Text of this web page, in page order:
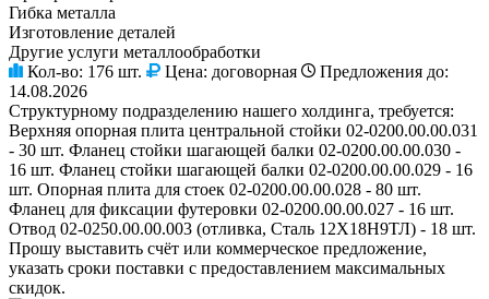
Гибка металла
Изготовление деталей
Другие услуги металлообработки
Кол-во: 176 шт. Цена: договорная
Предложения до:
14.08.2026
Структурному подразделению нашего холдинга, требуется:
Верхняя опорная плита центральной стойки 02-0200.00.00.031
- 30 шт. Фланец стойки шагающей балки 02-0200.00.00.030 -
16 шт. Фланец стойки шагающей балки 02-0200.00.00.029 - 16
шт. Опорная плита для стоек 02-0200.00.00.028 - 80 шт.
Фланец для фиксации футеровки 02-0200.00.00.027 - 16 шт.
Отвод 02-0250.00.00.003 (отливка, Сталь 12Х18Н9ТЛ) - 18 шт.
Прошу выставить счёт или коммерческое предложение,
указать сроки поставки с предоставлением максимальных
скидок.